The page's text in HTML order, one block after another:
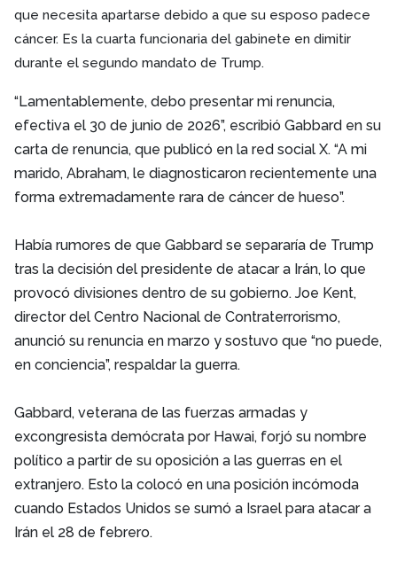
que necesita apartarse debido a que su esposo padece
cáncer. Es la cuarta funcionaria del gabinete en dimitir
durante el segundo mandato de Trump.
“Lamentablemente, debo presentar mi renuncia,
efectiva el 30 de junio de 2026”, escribió Gabbard en su
carta de renuncia, que publicó en la red social X. “A mi
marido, Abraham, le diagnosticaron recientemente una
forma extremadamente rara de cáncer de hueso”.
Había rumores de que Gabbard se separaría de Trump
tras la decisión del presidente de atacar a Irán, lo que
provocó divisiones dentro de su gobierno. Joe Kent,
director del Centro Nacional de Contraterrorismo,
anunció su renuncia en marzo y sostuvo que “no puede,
en conciencia”, respaldar la guerra.
Gabbard, veterana de las fuerzas armadas y
excongresista demócrata por Hawai, forjó su nombre
político a partir de su oposición a las guerras en el
extranjero. Esto la colocó en una posición incómoda
cuando Estados Unidos se sumó a Israel para atacar a
Irán el 28 de febrero.